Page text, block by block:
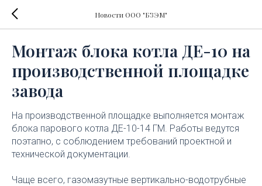
Новости ООО "БЗЭМ"
Монтаж блока котла ДЕ-10 на
производственной площадке
завода
На производственной площадке выполняется монтаж
блока парового котла ДЕ-10-14 ГМ. Работы ведутся
поэтапно, с соблюдением требований проектной и
технической документации.
Чаще всего, газомазутные вертикально-водотрубные